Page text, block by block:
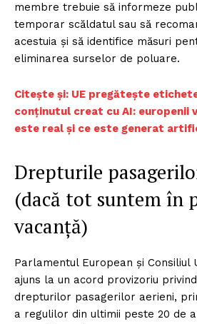
membre trebuie să informeze
temporar scăldatul sau să
acestuia și să identifice măsuri
eliminarea surselor de poluare.
Citește și: UE pregătește
conținutul creat cu AI: europenii
este real și ce este generat
Drepturile
(dacă tot suntem în
vacanță)
Parlamentul European și Consiliul
ajuns la un acord provizoriu
drepturilor pasagerilor aerieni,
a regulilor din ultimii peste 20 de